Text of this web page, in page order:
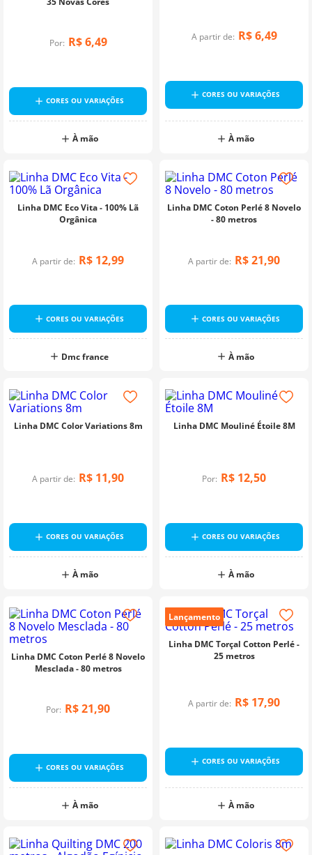
Por: R$ 6,49
CORES OU VARIAÇÕES
À mão
A partir de: R$ 6,49
CORES OU VARIAÇÕES
À mão
Linha DMC Eco Vita - 100% Lã
Orgânica
A partir de: R$ 12,99
CORES OU VARIAÇÕES
Dmc france
Linha DMC Coton Perlé 8 Novelo
- 80 metros
A partir de: R$21,90
CORES OU VARIAÇÕES
À mão
Linha DMC Color Variations 8m
A partir de: R$ 11,90
CORES OU VARIAÇÕES
À mão
Linha DMC Mouliné Étoile 8M
Por: R$ 12,50
CORES OU VARIAÇÕES
À mão
Linha DMC Coton Perlé 8 Novelo
Mesclada - 80 metros
Por: R$21,90
CORES OU VARIAÇÕES
À mão
Lançamento
Linha DMC Torçal Cotton Perlé -
25 metros
A partir de: R$ 17,90
CORES OU VARIAÇÕES
À mão